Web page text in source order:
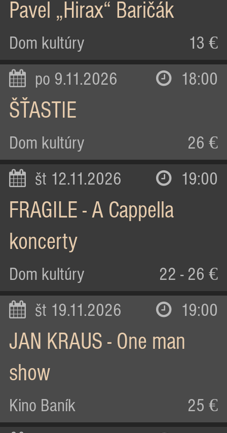
Pavel „Hirax“ Baričák
Dom kultúry 13 €
po 9.11.2026 18:00
ŠŤASTIE
Dom kultúry 26 €
št 12.11.2026 19:00
FRAGILE - A Cappella
koncerty
Dom kultúry 22 - 26 €
št 19.11.2026 19:00
JAN KRAUS - One man
show
Kino Baník 25 €